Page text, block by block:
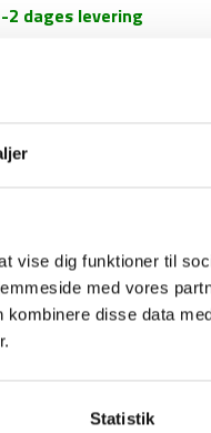
vise dig funktioner til
med vores
disse data
Statistik
2 dages levering
levering
kompakte flåtfjerner er
Tick Remover
kroppen. Der er
for fjernelse.